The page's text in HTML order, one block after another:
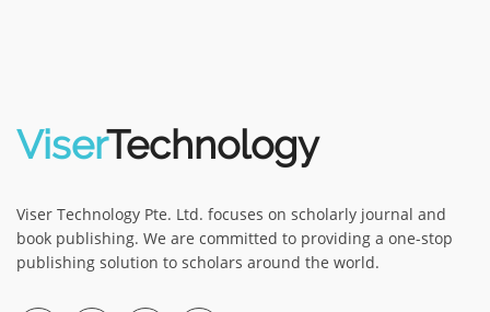
ViserTechnology
Viser Technology Pte. Ltd. focuses on scholarly journal and
book publishing. We are committed to providing a one-stop
publishing solution to scholars around the world.